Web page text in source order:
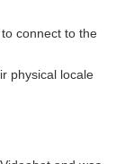
connect to the
physical locale